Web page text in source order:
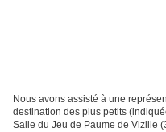
Nous avons assisté à une
destination des plus petits
Salle du Jeu de Paume de Vizille